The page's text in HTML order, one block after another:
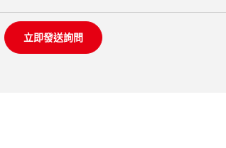
立即發送詢問